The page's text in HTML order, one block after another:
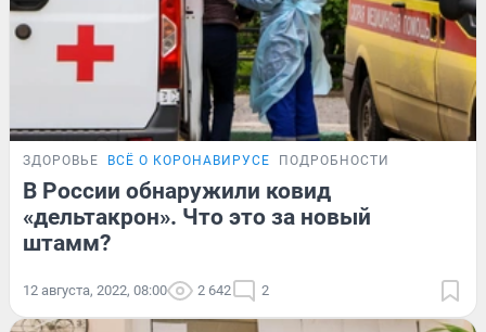
ЗДОРОВЬЕ ВСЁ О КОРОНАВИРУСЕ ПОДРОБНОСТИ
В России обнаружили ковид
«дельтакрон». Что это за новый
штамм?
12 августа, 2022, 08:00 2 642 2